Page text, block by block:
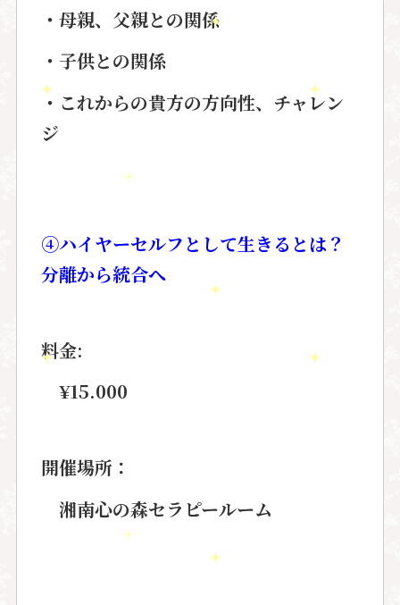
・母親、父親との関係
・子供との関係
・これからの貴方の方向性、チャレン
ジ
④ハイヤーセルフとして生きるとは？
分離から統合へ
料金:
¥15.000
開催場所：
湘南心の森セラピールーム